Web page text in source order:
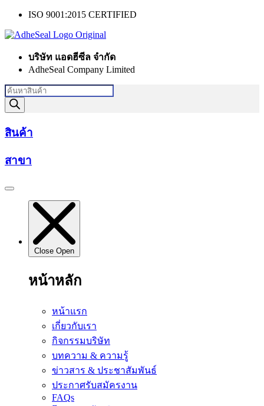
Skip
content
ISO 9001:2015 CERTIFIED
บริษัท แอดฮีซีล จำกัด
AdheSeal Company Limited
Products
search
สินค้า
สาขา
Close Open
หน้าหลัก
หน้าแรก
เกี่ยวกับเรา
กิจกรรมบริษัท
บทความ & ความรู้
ข่าวสาร & ประชาสัมพันธ์
ประกาศรับสมัครงาน
FAQs